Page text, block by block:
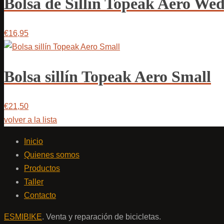
€16,95
Bolsa sillín Topeak Aero Small
€21,50
volver a la lista
Inicio
Quienes somos
Productos
Taller
Contacto
ESMIBIKE. Venta y reparación de bicicletas.